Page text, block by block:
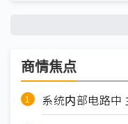
商情焦点
系统内部电路中